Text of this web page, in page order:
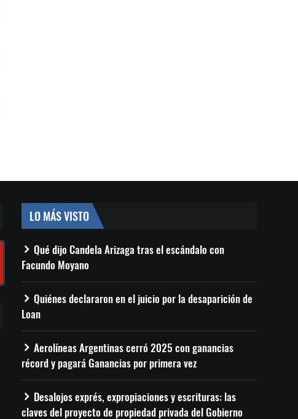
LO MÁS VISTO
Qué dijo Candela Arizaga tras el escándalo con
Facundo Moyano
Quiénes declararon en el juicio por la desaparición de
Loan
Aerolíneas Argentinas cerró 2025 con ganancias
récord y pagará Ganancias por primera vez
Desalojos exprés, expropiaciones y escrituras: las
claves del proyecto de propiedad privada del Gobierno